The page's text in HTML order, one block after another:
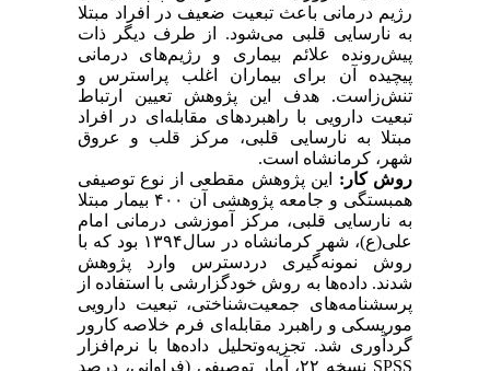
رژیم درمانی باعث تبعیت ضعیف در افراد مبتلا
به نارسایی قلبی می‌شود. از طرف دیگر ذات
پیش‌رونده علائم بیماری و رژیم‌های درمانی
پیچیده آن برای بیماران اغلب پراسترس و
تنش‌زاست. هدف این پژوهش تعیین ارتباط
تبعیت دارویی با راهبردهای مقابله‌ای در افراد
مبتلا به نارسایی قلبی، مرکز قلب و عروق
شهر، کرمانشاه است.
روش کار: این پژوهش مقطعی از نوع توصیفی
همبستگی و جامعه پژوهشی آن ۴۰۰ بیمار مبتلا
به نارسایی قلبی، مرکز آموزشی درمانی امام
علی(ع)، شهر کرمانشاه در سال۱۳۹۴ بود که با
روش نمونه‌گیری در‌دسترس وارد پژوهش
شدند. داده‌ها به روش خود‌گزارشی با استفاده از
پرسشنامه‌های جمعیت‌شناختی، تبعیت دارویی
موریسکی و راهبرد مقابله‌ای فرم خلاصه کارور
گردآوری شد. تجزیه‌و‌تحلیل داده‌ها با نرم‌افزار
SPSS نسخه ۲۲، آمار توصیفی (فراوانی، درصد